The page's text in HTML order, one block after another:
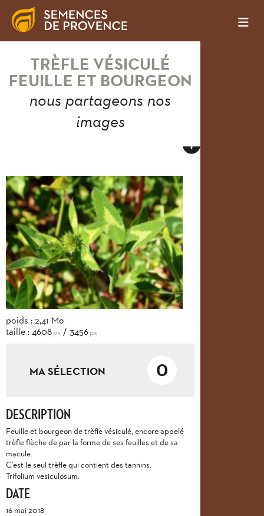
TRÈFLE VÉSICULÉ
FEUILLE ET BOURGEON
nous partageons nos
images
poids : 2,41 Mo
taille : 4608px / 3456px
MA SÉLECTION 0
DESCRIPTION
Feuille et bourgeon de trèfle vésiculé, encore appelé
trèfle flèche de par la forme de ses feuilles et de sa
macule.
C'est le seul trèfle qui contient des tannins.
Trifolium vesiculosum.
DATE
16 mai 2018